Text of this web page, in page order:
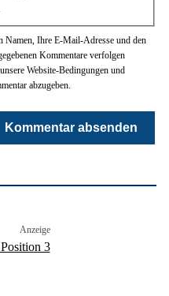
Namen, Ihre E-Mail-Adresse und den
Kommentare verfolgen
Website-Bedingungen und
abzugeben.